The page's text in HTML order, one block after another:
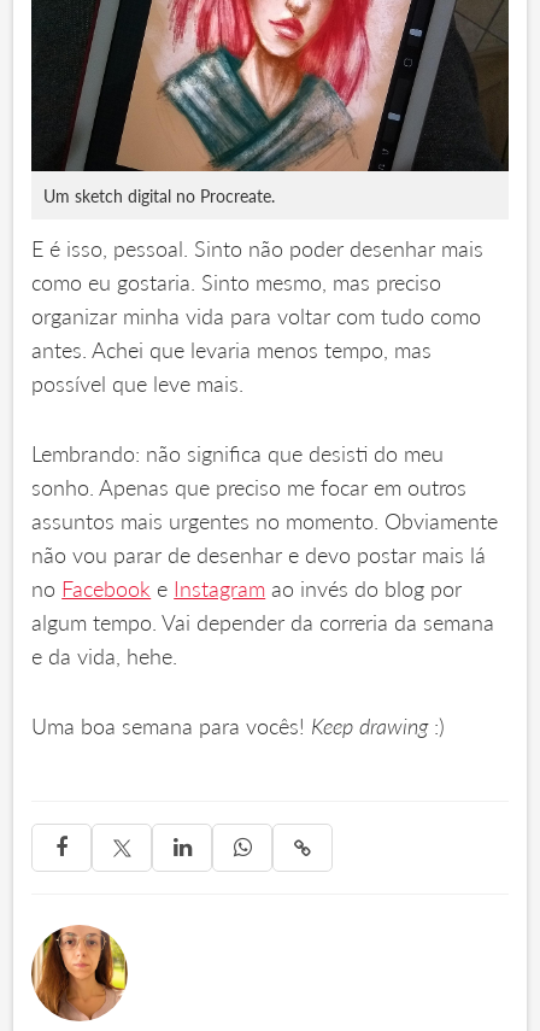
Um sketch digital no Procreate.
E é isso, pessoal. Sinto não poder desenhar mais
como eu gostaria. Sinto mesmo, mas preciso
organizar minha vida para voltar com tudo como
antes. Achei que levaria menos tempo, mas
possível que leve mais.
Lembrando: não significa que desisti do meu
sonho. Apenas que preciso me focar em outros
assuntos mais urgentes no momento. Obviamente
não vou parar de desenhar e devo postar mais lá
no Facebook e Instagram ao invés do blog por
algum tempo. Vai depender da correria da semana
e da vida, hehe.
Uma boa semana para vocês! Keep drawing:)
   